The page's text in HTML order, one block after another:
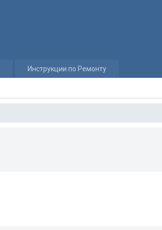
Инструкции по Ремонту